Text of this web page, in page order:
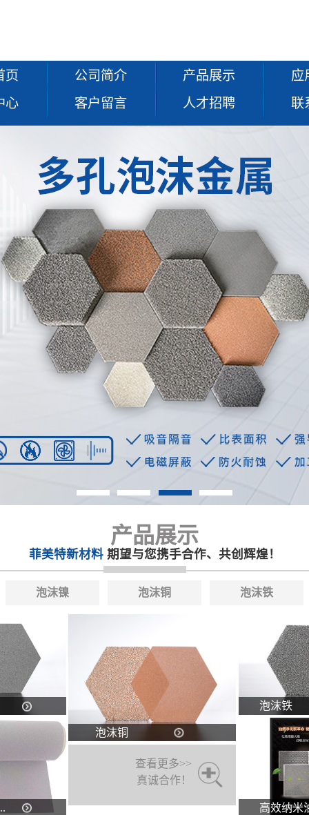
页 公司简介 产品展示
应
心
客户留言 人才招聘 联
产品展示
菲美特新材料 期望与您携手合作、共创辉煌！
泡沫镍 泡沫铜 泡沫铁
泡沫铜
查看更多>>
真诚合作！
泡沫铁
高效纳米